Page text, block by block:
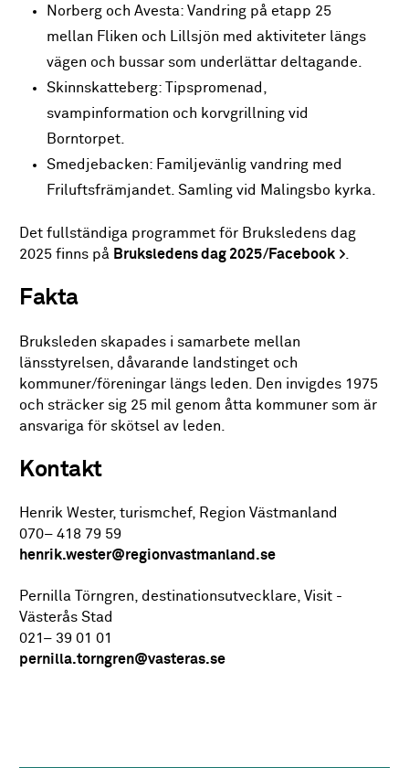
Norberg och Avesta: Vandring på etapp 25
mellan Fliken och Lillsjön med aktiviteter längs
vägen och bussar som underlättar deltagande.
Skinnskatteberg: Tipspromenad,
svampinformation och korvgrillning vid
Borntorpet.
Smedjebacken: Familjevänlig vandring med
Friluftsfrämjandet. Samling vid Malingsbo kyrka.
Det fullständiga programmet för Bruksledens dag
2025 finns på Bruksledens dag 2025/Facebook .
Fakta
Bruksleden skapades i samarbete mellan
länsstyrelsen, dåvarande landstinget och
kommuner/föreningar längs leden. Den invigdes 1975
och sträcker sig 25 mil genom åtta kommuner som är
ansvariga för skötsel av leden.
Kontakt
Henrik Wester, turismchef, Region Västmanland
070– 418 79 59
henrik.wester@regionvastmanland.se
Pernilla Törngren, destinationsutvecklare, Visit -
Västerås Stad
021– 39 01 01
pernilla.torngren@vasteras.se